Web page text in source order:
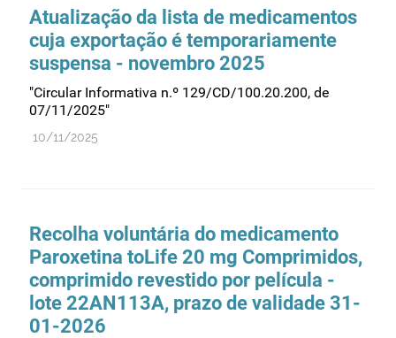
Atualização da lista de medicamentos
cuja exportação é temporariamente
suspensa - novembro 2025
"Circular Informativa n.º 129/CD/100.20.200, de
07/11/2025"
10/11/2025
Recolha voluntária do medicamento
Paroxetina toLife 20 mg Comprimidos,
comprimido revestido por película -
lote 22AN113A, prazo de validade 31-
01-2026